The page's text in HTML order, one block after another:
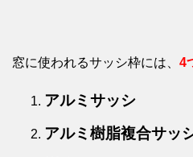
窓に使われるサッシ枠には、 4
アルミサッシ
アルミ樹脂複合サッ